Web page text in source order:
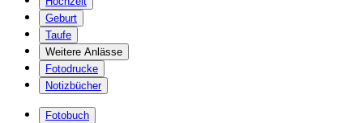
Geburt
Taufe
Weitere Anlässe
Fotodrucke
Notizbücher
Fotobuch